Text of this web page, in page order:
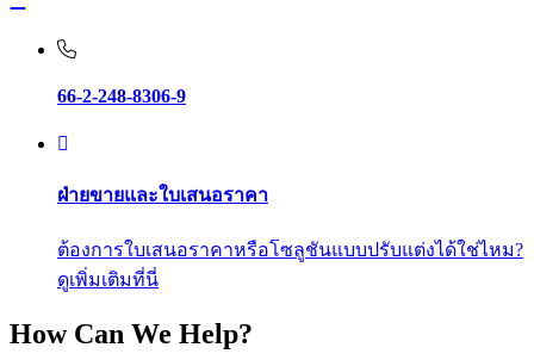
66-2-248-8306-9
ฝ่ายขายและใบเสนอราคา
ต้องการใบเสนอราคาหรือโซลูชันแบบปรับแต่งได้ใช่ไหม?
ดูเพิ่มเติมที่นี่
How Can We Help?